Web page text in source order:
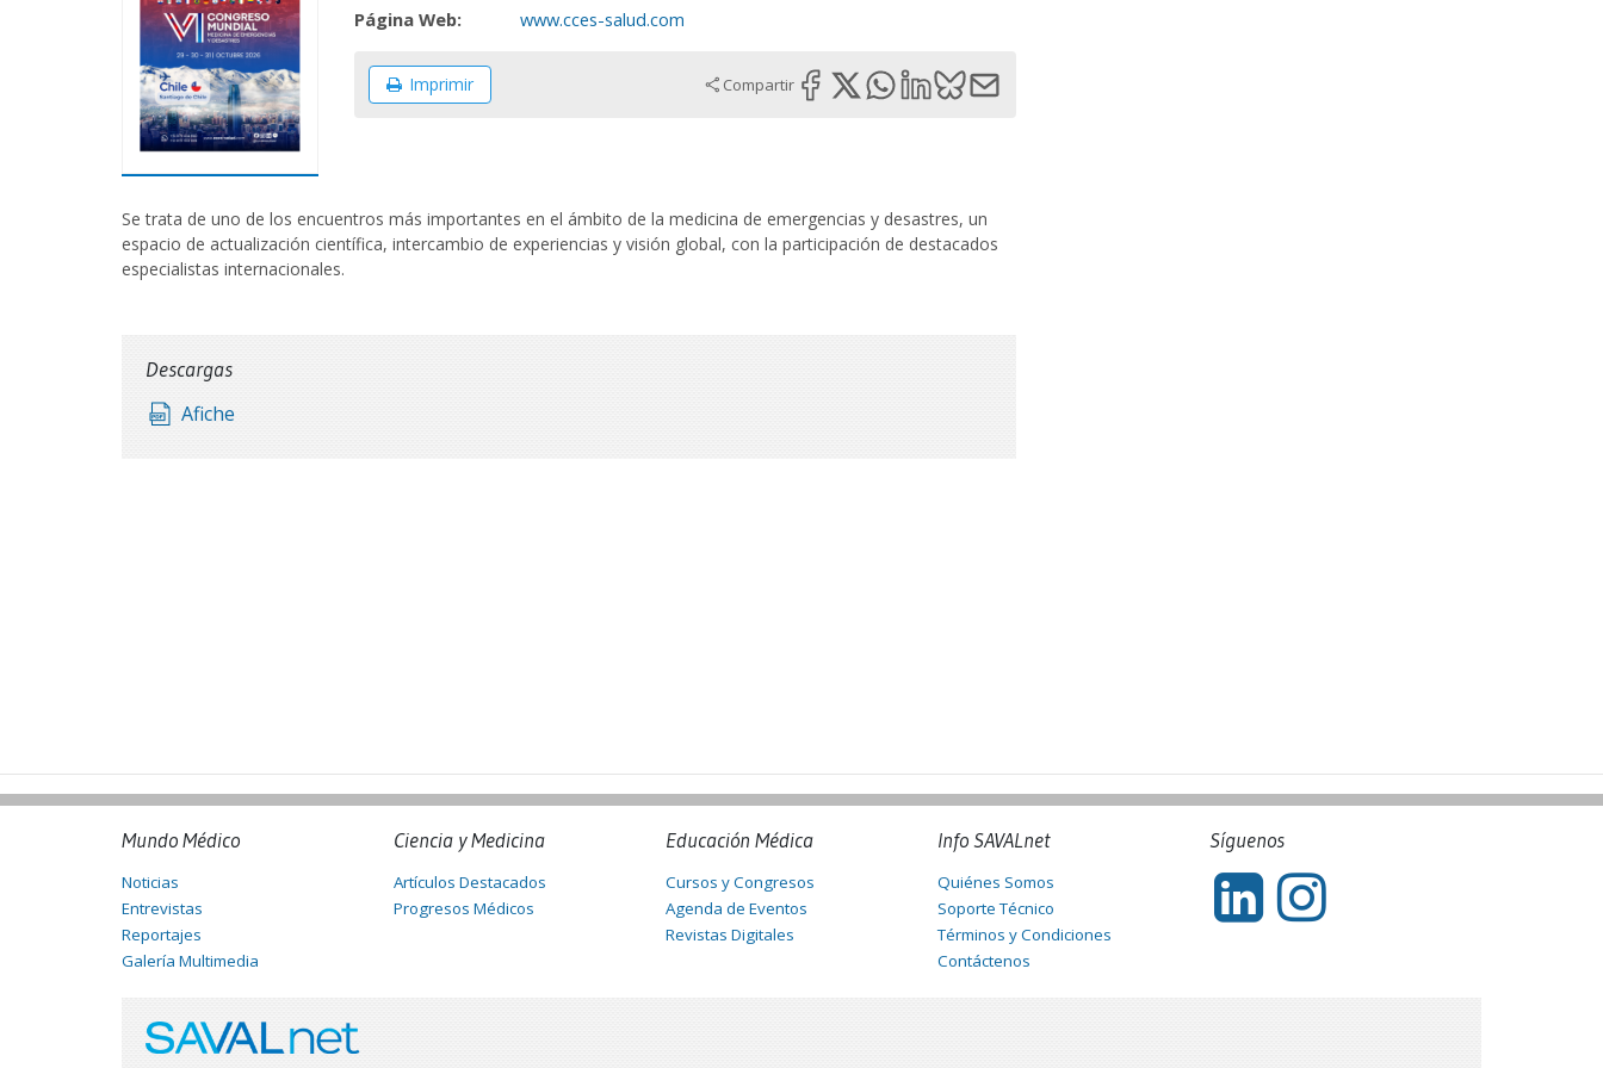
Página Web:
www.cces-salud.com
Imprimir Compartir
Se trata de uno de los encuentros más importantes en el ámbito de la medicina de emergencias y desastres, un
espacio de actualización científica, intercambio de experiencias y visión global, con la participación de destacados
especialistas internacionales.
Descargas
Afiche
Mundo Médico
Noticias
Entrevistas
Reportajes
Galería Multimedia
Ciencia y Medicina
Artículos Destacados
Progresos Médicos
Educación Médica
Cursos y Congresos
Agenda de Eventos
Revistas Digitales
Info SAVALnet
Quiénes Somos
Soporte Técnico
Términos y Condiciones
Contáctenos
Síguenos